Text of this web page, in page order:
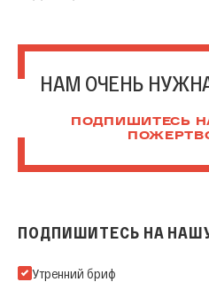
НАМ ОЧЕНЬ
ПОДПИШИТЕСЬ
ПОДПИШИТЕСЬ НА
Подпишитесь на нашу Email-
Утренний бриф